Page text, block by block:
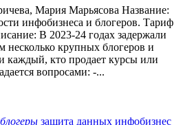
Мария Марьясова Название:
инфобизнеса и блогеров. Тариф
В 2023-24 годах задержали
несколько крупных блогеров и
каждый, кто продает курсы или
вопросами: -...
блогеры защита данных инфобизнес